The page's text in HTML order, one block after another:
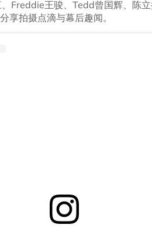
Freddie王骏、Tedd曾国辉、陈立
享拍摄点滴与幕后趣闻。